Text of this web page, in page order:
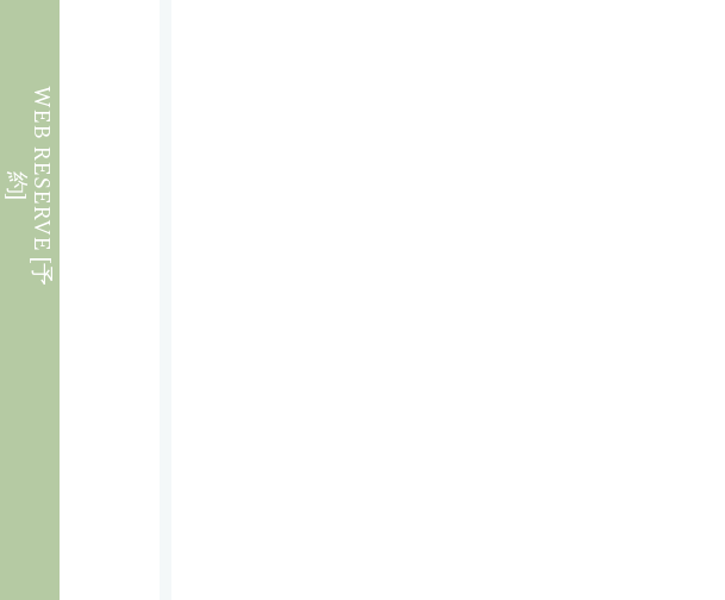
W
E
B
R
E
S
E
R
V
E
[
予
約
]